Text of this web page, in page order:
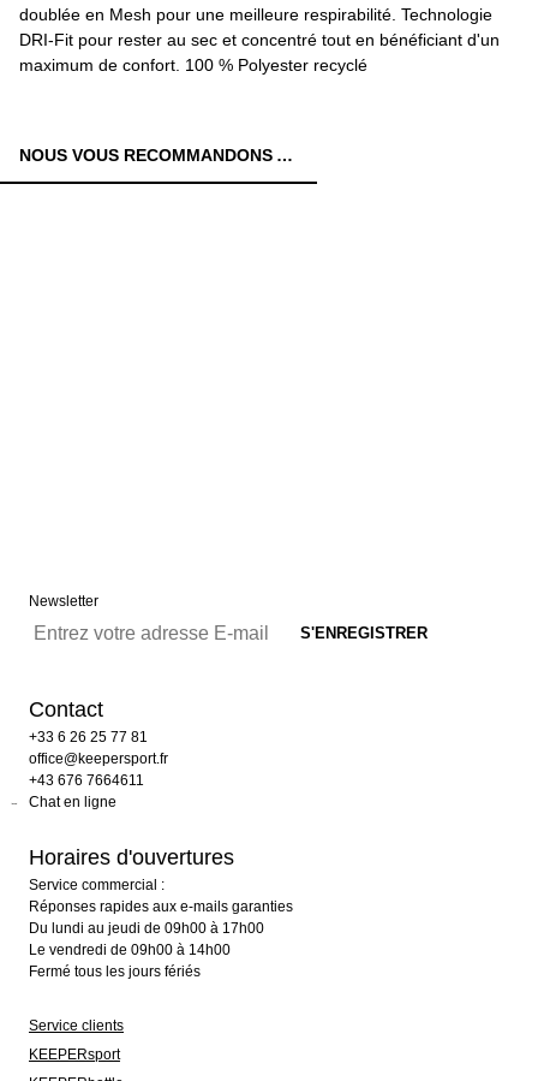
doublée en Mesh pour une meilleure respirabilité. Technologie
DRI-Fit pour rester au sec et concentré tout en bénéficiant d'un
maximum de confort. 100 % Polyester recyclé
NOUS VOUS RECOMMANDONS AUSSI:
Newsletter
Contact
+33 6 26 25 77 81
office@keepersport.fr
+43 676 7664611
Chat en ligne
Horaires d'ouvertures
Service commercial :
Réponses rapides aux e-mails garanties
Du lundi au jeudi de 09h00 à 17h00
Le vendredi de 09h00 à 14h00
Fermé tous les jours fériés
Service clients
KEEPERsport